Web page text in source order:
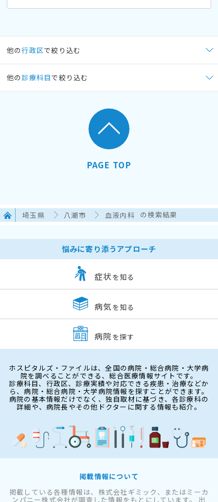
他の行政区で絞り込む
他の 診療科目で絞り込む
PAGE TOP
埼玉県 八潮市 血液内科 の検索結果
悩みに寄り添うアプローチ
症状 を知る
病気 を知る
病院 を探す
ホスピタルズ・ファイルは、全国の病院・総合病院・大学病
院を調べることができる、総合医療情報サイトです。
診療科目、行政区、診療実績や対応できる疾患・治療などか
ら、病院・総合病院・大学病院情報を探すことができます。
病院の基本情報だけでなく、独自取材に基づき、各診療科の
詳細や、病院長やその他ドクターに関する情報も紹介。
掲載情報について
掲載している各種情報は、株式会社ギミック、またはミーカ
ンパニー株式会社が調査した情報をもとにしています。 出